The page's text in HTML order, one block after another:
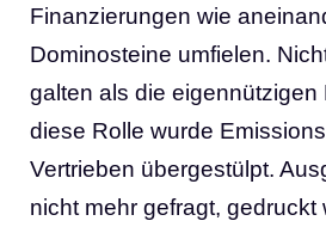
Finanzierungen wie
Dominosteine umfielen.
galten als die eigennützigen
diese Rolle wurde
Vertrieben übergestülpt.
nicht mehr gefragt, gedruckt